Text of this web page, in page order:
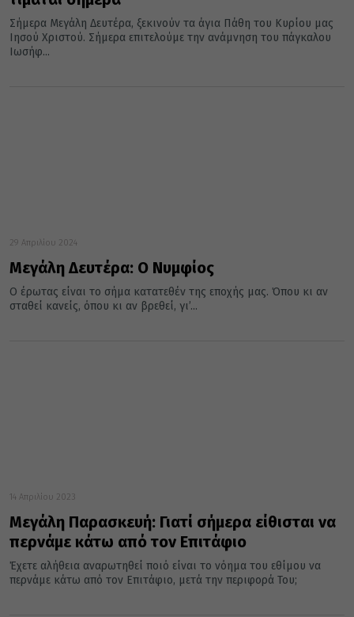
Σήμερα Μεγάλη Δευτέρα, ξεκινούν τα άγια Πάθη του Κυρίου μας
Ιησού Χριστού. Σήμερα επιτελούμε την ανάμνηση του πάγκαλου
Ιωσήφ...
29 Απριλίου 2024
Μεγάλη Δευτέρα: Ο Νυμφίος
Ο έρωτας είναι το σήμα κατατεθέν της εποχής μας. Όπου κι αν
σταθεί κανείς, όπου κι αν βρεθεί, γι’...
14 Απριλίου 2023
Μεγάλη Παρασκευή: Γιατί σήμερα είθισται να
περνάμε κάτω από τον Επιτάφιο
Έχετε αλήθεια αναρωτηθεί ποιό είναι το νόημα του εθίμου να
περνάμε κάτω από τον Επιτάφιο, μετά την περιφορά Του;